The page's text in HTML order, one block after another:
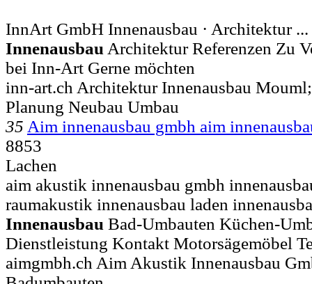
InnArt GmbH Innenausbau · Architektur
Innenausbau Architektur Referenzen Zu
bei Inn-Art Gerne möchten
inn-art.ch Architektur Innenausbau
Planung Neubau Umbau
35 Aim innenausbau gmbh aim
8853
Lachen
aim akustik innenausbau gmbh
raumakustik innenausbau laden
Innenausbau Bad-Umbauten Küchen-
Dienstleistung Kontakt Motorsägemöbel
aimgmbh.ch Aim Akustik Innenausbau